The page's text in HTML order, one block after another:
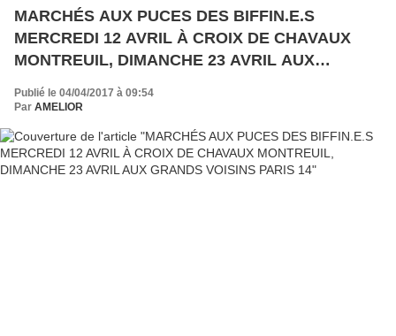
MARCHÉS AUX PUCES DES BIFFIN.E.S
MERCREDI 12 AVRIL À CROIX DE CHAVAUX
MONTREUIL, DIMANCHE 23 AVRIL AUX
GRANDS VOISINS PARIS 14
Publié le 04/04/2017 à 09:54
Par AMELIOR